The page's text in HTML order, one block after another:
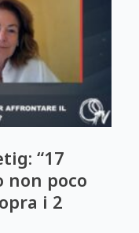
“17
non poco
i 2